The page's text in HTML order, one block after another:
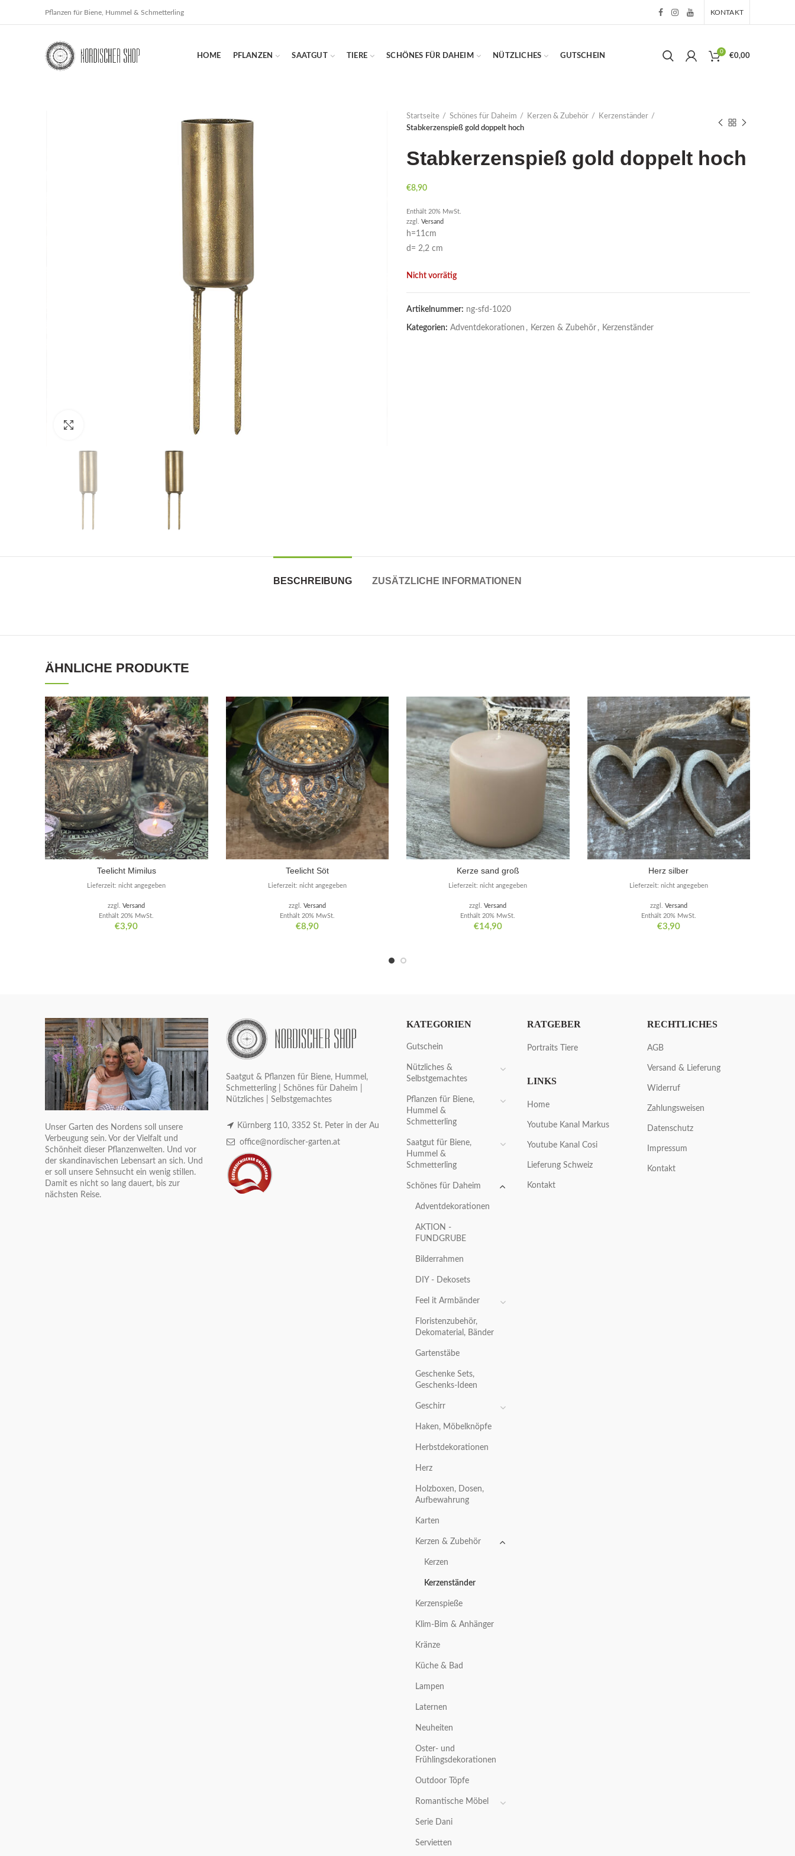
Pflanzen für Biene, Hummel & Schmetterling KONTAKT
HOME PFLANZEN SAATGUT TIERE SCHÖNES FÜR DAHEIM NÜTZLICHES GUTSCHEIN
0
€0,00
Startseite Schönes für Daheim Kerzen & Zubehör
Kerzenständer
Stabkerzenspieß gold doppelt hoch
Stabkerzenspieß gold doppelt hoch
€8,90
Enthält 20% MwSt.
zzgl. Versand
h=11cm
d= 2,2 cm
Nicht vorrätig
Artikelnummer: ng-sfd-1020
Kategorien: Adventdekorationen , Kerzen & Zubehör , Kerzenständer
BESCHREIBUNG ZUSÄTZLICHE INFORMATIONEN
ÄHNLICHE PRODUKTE
Teelicht Mimilus
€3,90
Enthält 20% MwSt.
zzgl.Versand
Lieferzeit: nicht angegeben
Teelicht Söt
€8,90
Enthält 20% MwSt.
zzgl. Versand
Lieferzeit: nicht angegeben
Kerze sand groß
€14,90
Enthält 20% MwSt.
zzgl.Versand
Lieferzeit: nicht angegeben
Herz silber
€3,90
Enthält 20% MwSt.
zzgl. Versand
Lieferzeit: nicht angegeben
Unser Garten des Nordens soll unsere
Verbeugung sein. Vor der Vielfalt und
Schönheit dieser Pflanzenwelten. Und vor
der skandinavischen Lebensart an sich. Und
er soll unsere Sehnsucht ein wenig stillen.
Damit es nicht so lang dauert, bis zur
nächsten Reise.
Saatgut & Pflanzen für Biene, Hummel,
Schmetterling | Schönes für Daheim |
Nützliches | Selbstgemachtes
Kürnberg 110, 3352 St. Peter in der Au
office@nordischer-garten.at
KATEGORIEN
Gutschein
Nützliches &
Selbstgemachtes
Pflanzen für Biene,
Hummel &
Schmetterling
Saatgut für Biene,
Hummel &
Schmetterling
Schönes für Daheim
Adventdekorationen
AKTION -
FUNDGRUBE
Bilderrahmen
DIY - Dekosets
Feel it Armbänder
Floristenzubehör,
Dekomaterial, Bänder
Gartenstäbe
Geschenke Sets,
Geschenks-Ideen
Geschirr
Haken, Möbelknöpfe
Herbstdekorationen
Herz
Holzboxen, Dosen,
Aufbewahrung
Karten
Kerzen & Zubehör
Kerzen
Kerzenständer
Kerzenspieße
Klim-Bim & Anhänger
Kränze
Küche & Bad
Lampen
Laternen
Neuheiten
Oster- und
Frühlingsdekorationen
Outdoor Töpfe
Romantische Möbel
Serie Dani
Servietten
RATGEBER
Portraits Tiere
LINKS
Home
Youtube Kanal Markus
Youtube Kanal Cosi
Lieferung Schweiz
Kontakt
RECHTLICHES
AGB
Versand & Lieferung
Widerruf
Zahlungsweisen
Datenschutz
Impressum
Kontakt